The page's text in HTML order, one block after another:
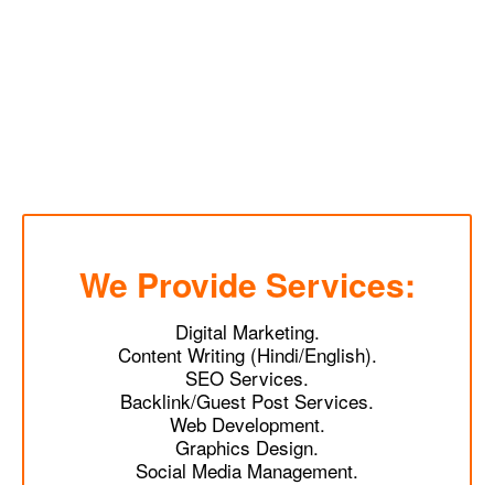
We Provide Services:
Digital Marketing.
Content Writing (Hindi/English).
SEO Services.
Backlink/Guest Post Services.
Web Development.
Graphics Design.
Social Media Management.